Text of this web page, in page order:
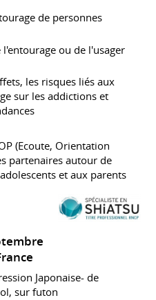
de personnes
ou de l'usager
les risques liés aux
sur les addictions et
(Ecoute, Orientation
partenaires autour de
et aux parents
Japonaise- de
sur futon